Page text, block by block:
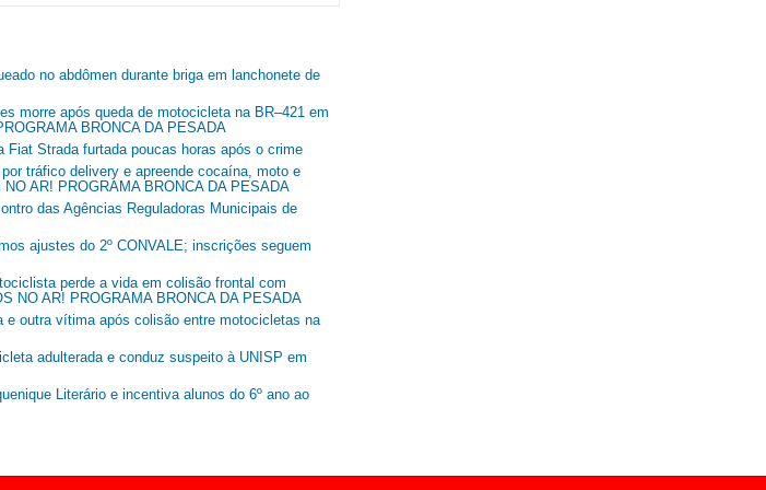
no abdômen durante briga em lanchonete de
morre após queda de motocicleta na BR–421 em
BRONCA DA PESADA
Fiat Strada furtada poucas horas após o crime
tráfico delivery e apreende cocaína, moto e
AR! PROGRAMA BRONCA DA PESADA
das Agências Reguladoras Municipais de
ajustes do 2º CONVALE; inscrições seguem
perde a vida em colisão frontal com
NO AR! PROGRAMA BRONCA DA PESADA
e outra vítima após colisão entre motocicletas na
adulterada e conduz suspeito à UNISP em
Literário e incentiva alunos do 6º ano ao